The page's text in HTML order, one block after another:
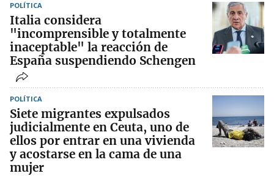
POLÍTICA
Italia considera
"incomprensible y totalmente
inaceptable" la reacción de
España suspendiendo Schengen
POLÍTICA
Siete migrantes expulsados
judicialmente en Ceuta, uno de
ellos por entrar en una vivienda
y acostarse en la cama de una
mujer